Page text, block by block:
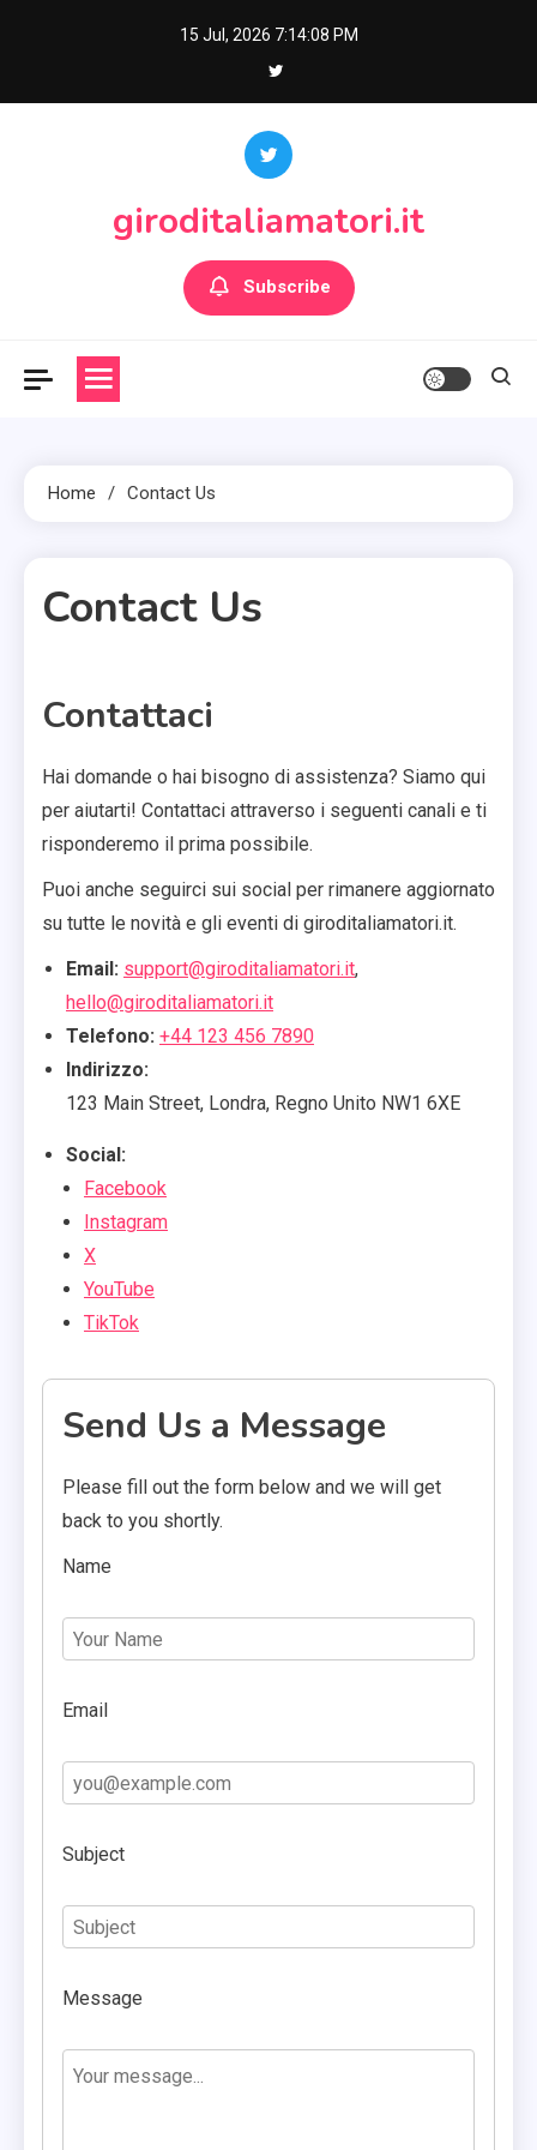
15 Jul, 2026 7:14:08 PM
giroditaliamatori.it
Subscribe
Home Contact Us
Contact Us
Contattaci
Hai domande o hai bisogno di assistenza? Siamo qui
per aiutarti! Contattaci attraverso i seguenti canali e ti
risponderemo il prima possibile.
Puoi anche seguirci sui social per rimanere aggiornato
su tutte le novità e gli eventi di giroditaliamatori.it.
Email: support@giroditaliamatori.it,
hello@giroditaliamatori.it
Telefono: +44 123 456 7890
Indirizzo:
123 Main Street, Londra, Regno Unito NW1 6XE
Social:
Facebook
Instagram
X
YouTube
TikTok
Send Us a Message
Please fill out the form below and we will get
back to you shortly.
Name
Email
Subject
Message